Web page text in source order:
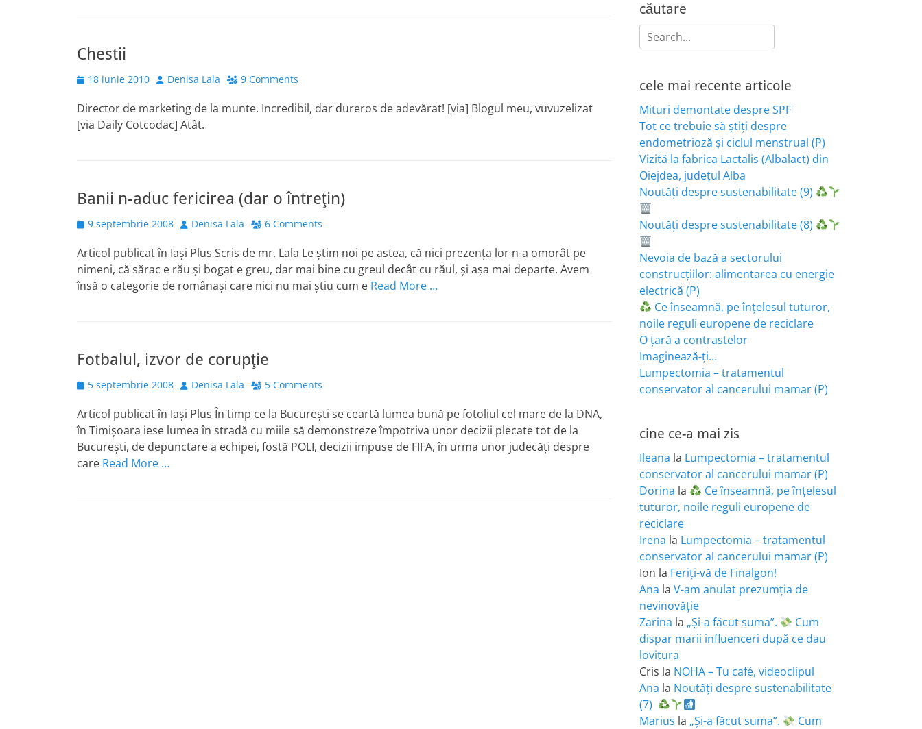
Chestii
Posted
18 iunie 2010 Author
Denisa Lala 9 Comments
Director de marketing de la munte. Incredibil, dar dureros de adevărat! [via] Blogul meu, vuvuzelizat
[via Daily Cotcodac] Atât.
Banii n-aduc fericirea (dar o întreţin)
Posted
9 septembrie 2008 Author
Denisa Lala 6 Comments
Articol publicat în Iaşi Plus Scris de mr. Lala Le ştim noi pe astea, că nici prezenţa lor n-a omorât pe
nimeni, că sărac e rău şi bogat e greu, dar mai bine cu greul decât cu răul, şi aşa mai departe. Avem
însă o categorie de românaşi care nici nu mai ştiu cum e Read More …
Fotbalul, izvor de corupţie
Posted
5 septembrie 2008 Author
Denisa Lala 5 Comments
Articol publicat în Iaşi Plus În timp ce la Bucureşti se ceartă lumea bună pe fotoliul cel mare de la DNA,
în Timişoara iese lumea în stradă cu miile să demonstreze împotriva unor decizii plecate tot de la
Bucureşti, de depunctare a echipei, fostă POLI, decizii impuse de FIFA, în urma unor judecăţi despre
care Read More …
căutare
Search
for:
cele mai recente articole
Mituri demontate despre SPF
Tot ce trebuie să știți despre
endometrioză și ciclul menstrual (P)
Vizită la fabrica Lactalis (Albalact) din
Oiejdea, județul Alba
Noutăți despre sustenabilitate (9)
Noutăți despre sustenabilitate (8)
Nevoia de bază a sectorului
construcțiilor: alimentarea cu energie
electrică (P)
Ce înseamnă, pe înțelesul tuturor,
noile reguli europene de reciclare
O țară a contrastelor
Imaginează-ți…
Lumpectomia – tratamentul
conservator al cancerului mamar (P)
cine ce-a mai zis
Ileana la Lumpectomia – tratamentul
conservator al cancerului mamar (P)
Dorina la
Ce înseamnă, pe înțelesul
tuturor, noile reguli europene de
reciclare
Irena la Lumpectomia – tratamentul
conservator al cancerului mamar (P)
Ion la Feriţi-vă de Finalgon!
Ana la V-am anulat prezumția de
nevinovăție
Zarina la „Și-a făcut suma”.
Cum
dispar marii influenceri după ce dau
lovitura
Cris la NOHA – Tu café, videoclipul
Ana la Noutăți despre sustenabilitate
(7)
Marius la „Și-a făcut suma”.
Cum